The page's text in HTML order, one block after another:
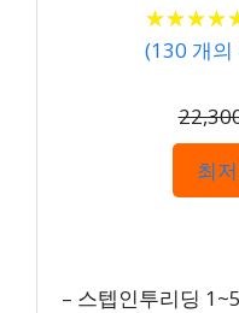
★★★★
★★★★
(130 개의
최
– 스텝인투리딩